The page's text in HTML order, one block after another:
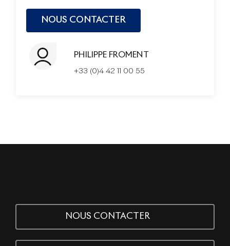
PHILIPPE FROMENT
+33 (0)4 42 11 00 55
NOUS CONTACTER